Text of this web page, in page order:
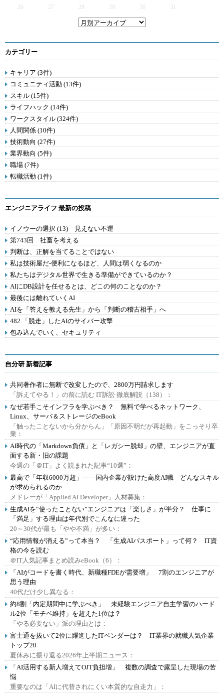
26
27 28 29 30 31
カテゴリー
キャリア (3件)
コミュニティ活動 (13件)
スキル (15件)
ライフハック (14件)
ワークスタイル (324件)
人間関係 (10件)
技術動向 (27件)
業界動向 (5件)
職場 (7件)
転職活動 (1件)
エンジニアライフ 最新の投稿
イノウーの選択 (13) 見えない不運
第743回 社畜を考える
判断は、正解を当てることではない
私は技術屋だ-便利になるほど、人間は弱くなるのか
私たちはデジタル世界で生きる準備ができているのか？
AIにDB設計を任せるとは、どこの何のことなのか？
最後には離れていくAI
AIを「答えを教える先生」から「判断の稽古相手」へ
482.「脱走」したAIのサイバー攻撃
包み込んでいく、セキュリティ
自分研 新着記事
共同著作者に無断で改変したので、2800万円請求します
「訴えてやる！」の前に読む IT訴訟 徹底解説（138）：
なぜ若手こそインフラを学ぶべき？ 無料で学べるネットワーク、
Linux、サーバ＆ストレージのeBook
「触ったことないから分からん」「原因不明だが再起動」をこっそり卒
業：
AI時代の「Markdown負債」と「レガシー脱却」の壁、エンジニアが直
面する新・旧の課題
今週の「＠IT」よく読まれた記事“10選”：
最高で「年収6000万超」――国内企業が設けた高度AI職 どんなスキル
が求められるのか
メドレーが「Applied AI Developer」人材募集：
生成AIを“使ったことない”エンジニアは「楽しさ」が半分？ 仕事に
「満足」する理由は年代別でこんなに違った
20～30代が最も「やや不満」が多い：
“応用情報が消える”って本当？ 「生成AIパスポート」って何？ IT資
格の今を読む
＠IT人気記事まとめ読みeBook（6）：
「AIがコードを書く時代、新職種FDEが需要増」 7割のエンジニアが
思う理由
40代だけ少し異なる：
約8割「内定期間中に学ぶべき」 未経験エンジニア自主学習のハード
ル2位「モチベ維持」を超えた1位は？
「やる必要ない」派の理由とは：
富士通を抜いて2位に躍進したITベンダーは？ IT業界の就職人気企業
トップ20
夏休みに振り返る2026年上半期ニュース：
「AI活用する新人増えてOJT負担増」 複数の調査で露呈した現場の苦
悩
重要なのは「AIに代替されにくい本質的な自走力」：